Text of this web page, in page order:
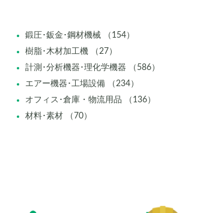
鍛圧･鈑金･鋼材機械 （154）
樹脂･木材加工機 （27）
計測･分析機器･理化学機器 （586）
エアー機器･工場設備 （234）
オフィス･倉庫・物流用品 （136）
材料･素材 （70）